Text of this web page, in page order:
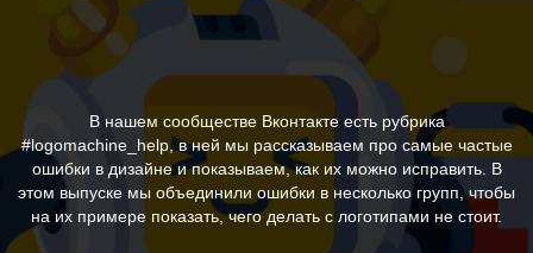
В нашем сообществе Вконтакте есть рубрика
#logomachine_help, в ней мы рассказываем про самые частые
ошибки в дизайне и показываем, как их можно исправить. В
этом выпуске мы объединили ошибки в несколько групп, чтобы
на их примере показать, чего делать с логотипами не стоит.